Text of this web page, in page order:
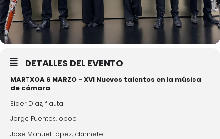
DETALLES DEL EVENTO
MARTXOA 6 MARZO – XVI Nuevos talentos en la música
de cámara
Eider Diaz, flauta
Jorge Fuentes, oboe
José Manuel López, clarinete